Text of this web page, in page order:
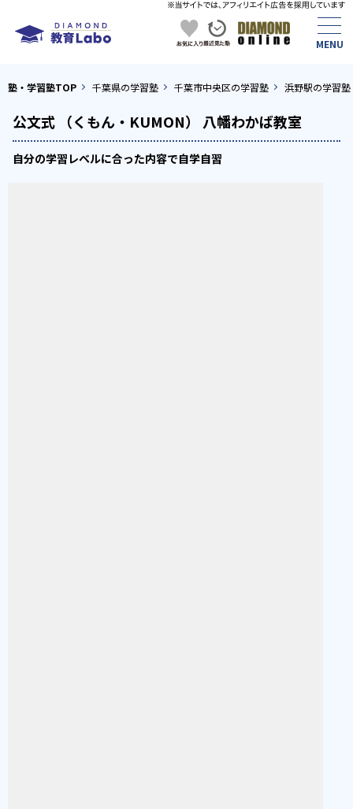
塾・学習塾TOP 千葉県の学習塾 千葉市中央区の学習塾 浜野駅の学習塾
公文式 （くもん・KUMON） 八幡わかば教室
自分の学習レベルに合った内容で自学自習